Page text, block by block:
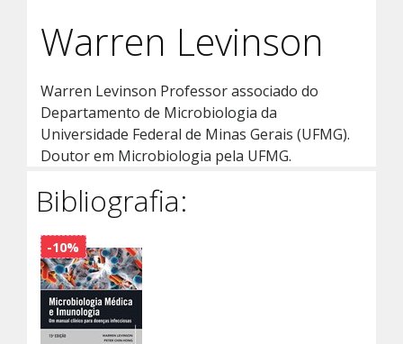
Warren Levinson
Warren Levinson Professor associado do
Departamento de Microbiologia da
Universidade Federal de Minas Gerais (UFMG).
Doutor em Microbiologia pela UFMG.
Bibliografia:
-10%